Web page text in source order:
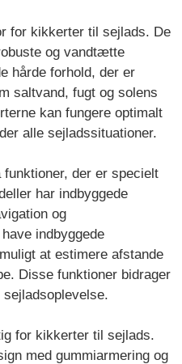
for kikkerter til sejlads. De
og vandtætte
hårde forhold, der er
saltvand, fugt og solens
kan fungere optimalt
alle sejladssituationer.
der er specielt
har indbyggede
og
indbyggede
at estimere afstande
Disse funktioner bidrager
for kikkerter til sejlads.
med gummiarmering og